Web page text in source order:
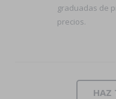
graduadas de
precios.
HAZ